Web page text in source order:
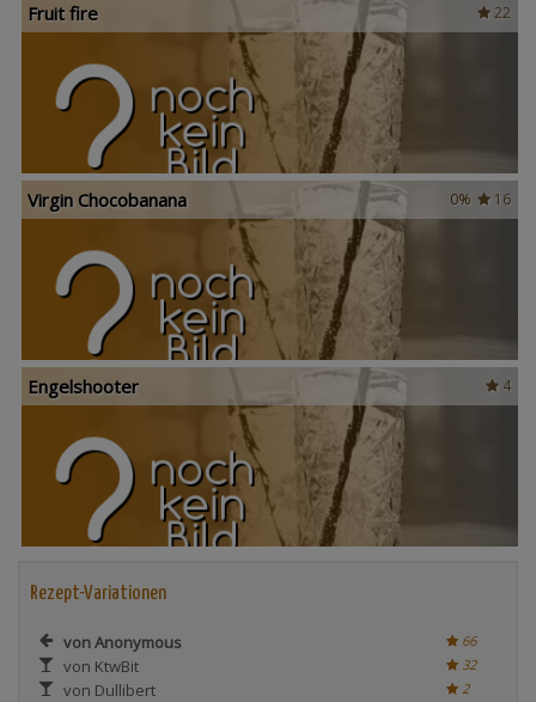
22
Fruit fire
16
0%
Virgin Chocobanana
4
Engelshooter
Rezept-Variationen
von Anonymous 66
von KtwBit 32
von Dullibert 2